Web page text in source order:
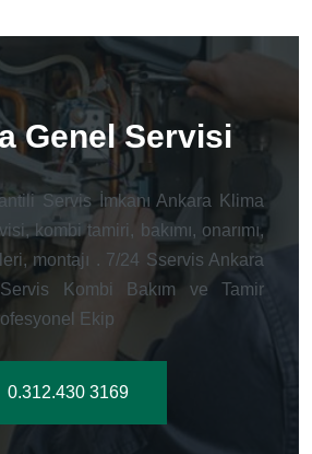
Genel Servisi
Servis İmkanı Ankara Klima
kombi tamiri, bakımı, onarımı,
montajı . 7/24 Sservis Ankara
Kombi Bakım ve Tamir
Ekip
0.312.430 3169